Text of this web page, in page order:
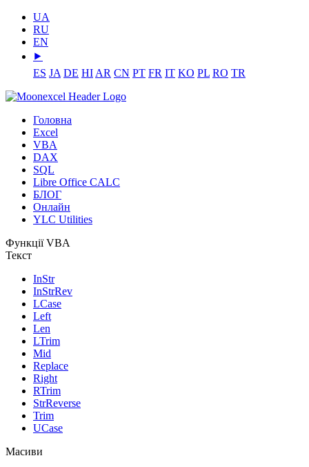
UA
RU
EN
⯈
ES JA DE HI AR CN PT FR IT KO PL RO TR
Головна
Excel
VBA
DAX
SQL
Libre Office CALC
БЛОГ
Онлайн
YLC Utilities
Функції VBA
Текст
InStr
InStrRev
LCase
Left
Len
LTrim
Mid
Replace
Right
RTrim
StrReverse
Trim
UCase
Масиви